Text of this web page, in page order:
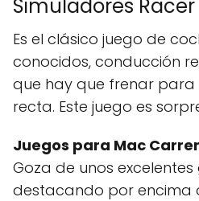
Simuladores Racer
Es el clásico juego de
conocidos, conducción
que hay que frenar para
recta. Este juego es
Juegos para Mac
Goza de unos
destacando por encima